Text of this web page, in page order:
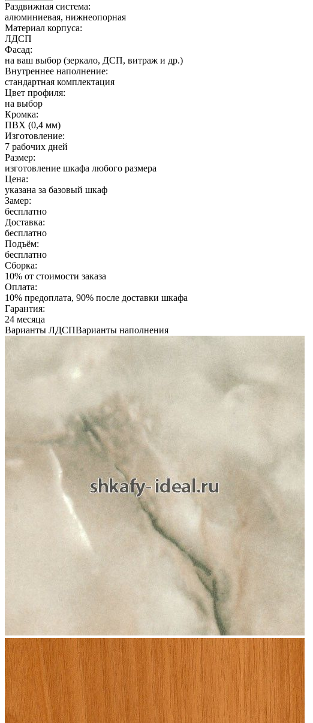
Раздвижная система:
алюминиевая, нижнеопорная
Материал корпуса:
ЛДСП
Фасад:
на ваш выбор (зеркало, ДСП, витраж и др.)
Внутреннее наполнение:
стандартная комплектация
Цвет профиля:
на выбор
Кромка:
ПВХ (0,4 мм)
Изготовление:
7 рабочих дней
Размер:
изготовление шкафа любого размера
Цена:
указана за базовый шкаф
Замер:
бесплатно
Доставка:
бесплатно
Подъём:
бесплатно
Сборка:
10% от стоимости заказа
Оплата:
10% предоплата, 90% после доставки шкафа
Гарантия:
24 месяца
Варианты ЛДСПВарианты наполнения